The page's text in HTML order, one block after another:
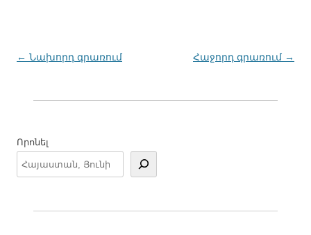
Գրառումների
← Նախորդ գրառում Հաջորդ գրառում →
Որոնել